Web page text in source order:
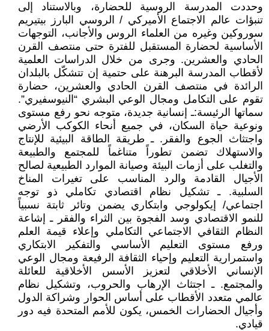
وحددت المدرسة الروسية للحضارة، وبالاستناد إلى
تنبؤات عالم الاجتماع الأميركي / الروسي البارز بيتيريم
سوروكين وغيره من العلماء الروس والأجانب، التوجهات
الأساسية لحضارة المستقبل للفترة حتى منتصف القرن
الحادي والعشرين. وجرى من خلال الدراسات العلمية
لأقطاب المدرسة البرهنة على حتمية إن تتشكّل بالبلدان
الرائدة في منتصف القرن الحادي والعشرين، حضارة
تقوم على التكامل ومجال الوعي البشري “النيوسفيري”.
سماتها الرئيسة:ـ إنسانية جديدة، متوجه نحو رفع مستوى
ونوعية حياة السكان، في جميع أنحاء الكوكب الأرضي
واجتثاث الجوع والفقر. ـ طريقة الطاقة البيئية للإنتاج
والاستهلاك تضمن تطوراً متناغماً للمجتمع والطبيعة
والتغلب على أزمات البيئة وصيانة الموارد الطبيعية لصالح
الأجيال القادمة والرد المناسب على تغيرات المناخ
السلبية. ـ تشكيل نظام اقتصادي تكاملي ذو توجه
اجتماعي/ إيكولوجي وابتكاري يضمن وتائر ثابتة نسبياً
للنمو الاقتصادي وسد الفجوة بين الثراء والفقر ـ إشاعة
النظام الثقافي الاجتماعي التكاملي وإعلاء قيمة العلم
ورفع مستوى التعليم الأساسي والتفكير الابتكاري
واستمرارية التعليم وإحياء الثقافة الرفيعة ومجال الوعي
الإنساني الأخلاقي لتعزيز الأسس الأخلاقية للعائلة
والمجتمع. ـ اجتثاث الإرهاب والحروب، وتشكيل نظام
عالمي متعدد الأقطاب على أساس الحوار وشراكة الدول
وأجيال الحضارات الخمس، يكون للأمم المتحدة فيه دور
قيادي.